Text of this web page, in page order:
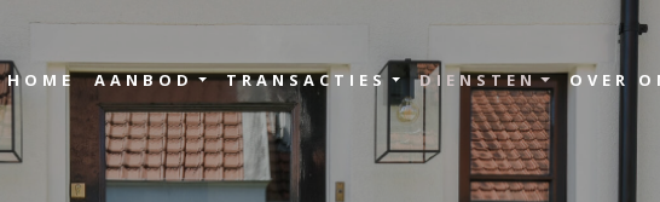
HOME AANBOD TRANSACTIES DIENSTEN OVER